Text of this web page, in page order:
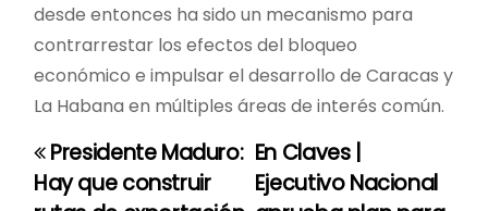
desde entonces ha sido un mecanismo para
contrarrestar los efectos del bloqueo
económico e impulsar el desarrollo de Caracas y
La Habana en múltiples áreas de interés común.
N
En Claves |
Ejecutivo Nacional
Presidente Maduro:
Hay que construir